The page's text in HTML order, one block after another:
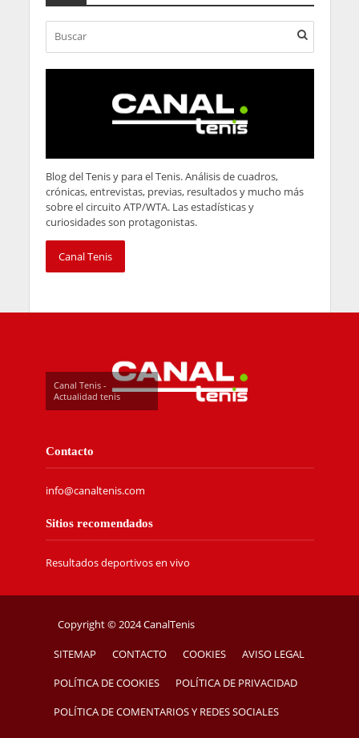
Blog del Tenis y para el Tenis. Análisis de cuadros,
crónicas, entrevistas, previas, resultados y mucho más
sobre el circuito ATP/WTA. Las estadísticas y
curiosidades son protagonistas.
Canal Tenis
Canal Tenis -
Actualidad tenis
Contacto
info@canaltenis.com
Sitios recomendados
Resultados deportivos en vivo
Copyright © 2024 CanalTenis
SITEMAP CONTACTO COOKIES AVISO LEGAL
POLÍTICA DE COOKIES POLÍTICA DE PRIVACIDAD
POLÍTICA DE COMENTARIOS Y REDES SOCIALES